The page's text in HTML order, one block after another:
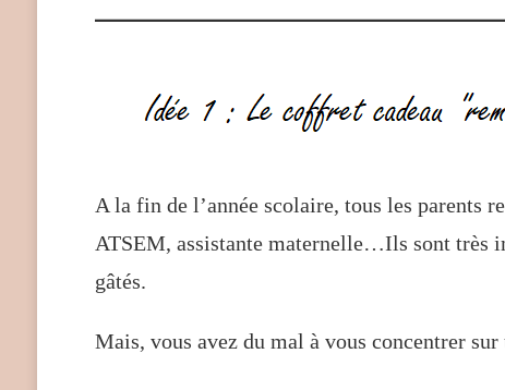
A la fin de l’année scolaire, tous les parents
ATSEM, assistante maternelle…Ils sont très
gâtés.
Mais, vous avez du mal à vous concentrer